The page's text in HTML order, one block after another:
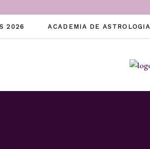
2026 ACADEMIA DE ASTROLOGIA